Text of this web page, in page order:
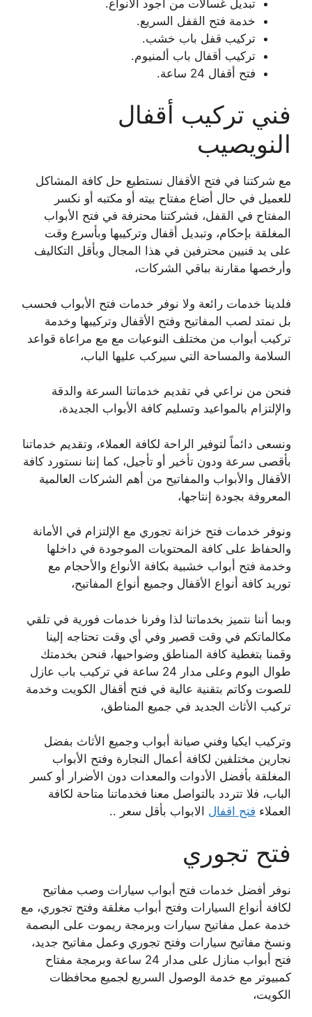
تبديل غسالات من أجود الأنواع.
خدمة فتح القفل السريع.
تركيب قفل باب خشب.
تركيب أقفال باب ألمنيوم.
فتح أقفال 24 ساعة.
فني تركيب أقفال
النويصيب
مع شركتنا في فتح الأقفال نستطيع حل كافة المشاكل
للعميل في حال أضاع مفتاح بيته أو مكتبه أو نكسر
المفتاح في القفل، فشركتنا محترفة في فتح الأبواب
المغلقة بإحكام، وتبديل أقفال وتركيبها وبأسرع وقت
على يد فنيين محترفين في هذا المجال وبأقل التكاليف
وأرخصها مقارنة بباقي الشركات،
فلدينا خدمات رائعة ولا نوفر خدمات فتح الأبواب فحسب
بل نمتد لصب المفاتيح وفتح الأقفال وتركيبها وخدمة
تركيب أبواب من مختلف النوعيات مع مع مراعاة قواعد
السلامة والمساحة التي سيركب عليها الباب،
فنحن من نراعي في تقديم خدماتنا السرعة والدقة
والإلتزام بالمواعيد وتسليم كافة الأبواب الجديدة،
ونسعى دائماً لتوفير الراحة لكافة العملاء، وتقديم خدماتنا
بأقصى سرعة ودون تأخير أو تأجيل، كما إننا نستورد كافة
الأقفال والأبواب والمفاتيح من أهم الشركات العالمية
المعروفة بجودة إنتاجها،
ونوفر خدمات فتح خزانة تجوري مع الإلتزام في الأمانة
والحفاظ على كافة المحتويات الموجودة في داخلها
وخدمة فتح أبواب خشبية بكافة الأنواع والأحجام مع
توريد كافة أنواع الأقفال وجميع أنواع المفاتيح،
وبما أننا نتميز بخدماتنا لذا وفرنا خدمات فورية في تلقي
مكالماتكم في وقت قصير وفي أي وقت تحتاجه إلينا
وقمنا بتغطية كافة المناطق وضواحيها، فنحن بخدمتك
طوال اليوم وعلى مدار 24 ساعة في تركيب باب عازل
للصوت وكاتم بتقنية عالية في فتح أقفال الكويت وخدمة
تركيب الأثاث الجديد في جميع المناطق،
وتركيب ايكيا وفني صيانة أبواب وجميع الأثاث بفضل
نجارين مختلفين لكافة أعمال النجارة وفتح الأبواب
المغلقة بأفضل الأدوات والمعدات دون الأضرار أو كسر
الباب، فلا تتردد بالتواصل معنا فخدماتنا متاحة لكافة
العملاء فتح اقفال الابواب بأقل سعر ..
فتح تجوري
نوفر أفضل خدمات فتح أبواب سيارات وصب مفاتيح
لكافة أنواع السيارات وفتح أبواب مغلقة وفتح تجوري، مع
خدمة عمل مفاتيح سيارات وبرمجة ريموت على البصمة
ونسخ مفاتيح سيارات وفتح تجوري وعمل مفاتيح جديد،
فتح أبواب منازل على مدار 24 ساعة وبرمجة مفتاح
كمبيوتر مع خدمة الوصول السريع لجميع محافظات
الكويت،